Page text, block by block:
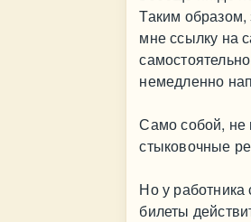
Таким образом,
мне ссылку на
немедленно
Само собой, не
стыковочные
Но у
билеты